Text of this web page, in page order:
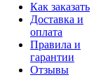
Как заказать
Доставка и
оплата
Правила и
гарантии
Отзывы